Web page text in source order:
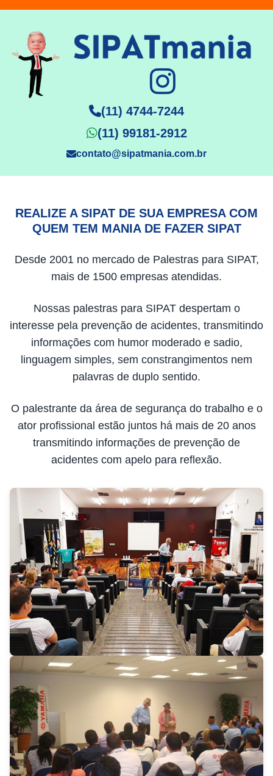
(11) 4744-7244
(11) 99181-2912
contato@sipatmania.com.br
REALIZE A SIPAT DE SUA EMPRESA COM
QUEM TEM MANIA DE FAZER SIPAT
Desde 2001 no mercado de Palestras para SIPAT,
mais de 1500 empresas atendidas.
Nossas palestras para SIPAT despertam o
interesse pela prevenção de acidentes, transmitindo
informações com humor moderado e sadio,
linguagem simples, sem constrangimentos nem
palavras de duplo sentido.
O palestrante da área de segurança do trabalho e o
ator profissional estão juntos há mais de 20 anos
transmitindo informações de prevenção de
acidentes com apelo para reflexão.